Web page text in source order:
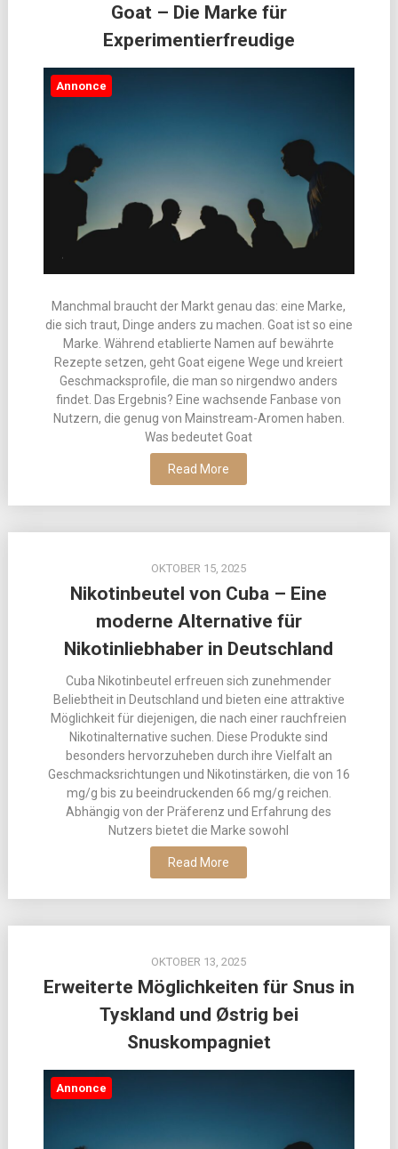
Goat – Die Marke für
Experimentierfreudige
Annonce
Manchmal braucht der Markt genau das: eine Marke,
die sich traut, Dinge anders zu machen. Goat ist so eine
Marke. Während etablierte Namen auf bewährte
Rezepte setzen, geht Goat eigene Wege und kreiert
Geschmacksprofile, die man so nirgendwo anders
findet. Das Ergebnis? Eine wachsende Fanbase von
Nutzern, die genug von Mainstream-Aromen haben.
Was bedeutet Goat
Read More
OKTOBER 15, 2025
Nikotinbeutel von Cuba – Eine
moderne Alternative für
Nikotinliebhaber in Deutschland
Cuba Nikotinbeutel erfreuen sich zunehmender
Beliebtheit in Deutschland und bieten eine attraktive
Möglichkeit für diejenigen, die nach einer rauchfreien
Nikotinalternative suchen. Diese Produkte sind
besonders hervorzuheben durch ihre Vielfalt an
Geschmacksrichtungen und Nikotinstärken, die von 16
mg/g bis zu beeindruckenden 66 mg/g reichen.
Abhängig von der Präferenz und Erfahrung des
Nutzers bietet die Marke sowohl
Read More
OKTOBER 13, 2025
Erweiterte Möglichkeiten für Snus in
Tyskland und Østrig bei
Snuskompagniet
Annonce